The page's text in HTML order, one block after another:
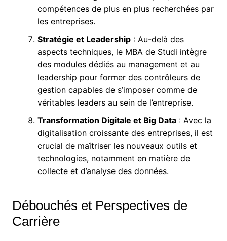
compétences de plus en plus recherchées par
les entreprises.
Stratégie et Leadership: Au-delà des
aspects techniques, le MBA de Studi intègre
des modules dédiés au management et au
leadership pour former des contrôleurs de
gestion capables de s’imposer comme de
véritables leaders au sein de l’entreprise.
Transformation Digitale et Big Data: Avec la
digitalisation croissante des entreprises, il est
crucial de maîtriser les nouveaux outils et
technologies, notamment en matière de
collecte et d’analyse des données.
Débouchés et Perspectives de
Carrière